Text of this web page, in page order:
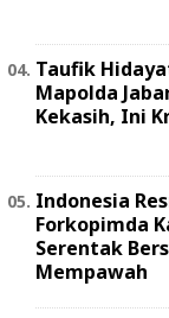
Taufik
Mapolda
Kekasih, Ini
Indonesia
Forkopimda
Serentak
Mempawah